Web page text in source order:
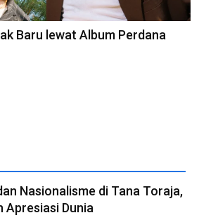
Baru lewat Album Perdana
Nasionalisme di Tana Toraja,
Apresiasi Dunia